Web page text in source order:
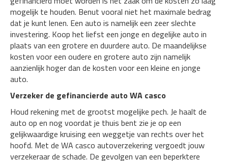
mogelijk te houden. Benut vooral niet het maximale bedrag
dat je kunt lenen. Een auto is namelijk een zeer slechte
investering. Koop het liefst een jonge en degelijke auto in
plaats van een grotere en duurdere auto. De maandelijkse
kosten voor een oudere en grotere auto zijn namelijk
aanzienlijk hoger dan de kosten voor een kleine en jonge
auto.
Verzeker de gefinancierde auto WA casco
Houd rekening met de grootst mogelijke pech. Je haalt de
auto op en nog voordat je thuis bent zie je op een
gelijkwaardige kruising een weggetje van rechts over het
hoofd. Met de WA casco autoverzekering vergoedt jouw
verzekeraar de schade. De gevolgen van een beperktere